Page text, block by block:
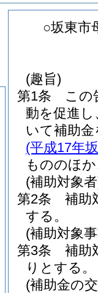
○坂東市
(趣旨)
第1条
この
動を促進
いて補助
(平成17年
もののほ
(補助対象
第2条
補助
する。
(補助対象
第3条
補助
りとする。
(補助金の